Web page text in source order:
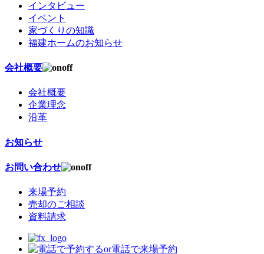
インタビュー
イベント
家づくりの知識
福建ホームのお知らせ
会社概要
会社概要
企業理念
沿革
お知らせ
お問い合わせ
来場予約
売却のご相談
資料請求